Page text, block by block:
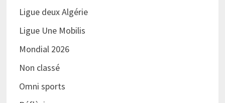
Ligue deux Algérie
Ligue Une Mobilis
Mondial 2026
Non classé
Omni sports